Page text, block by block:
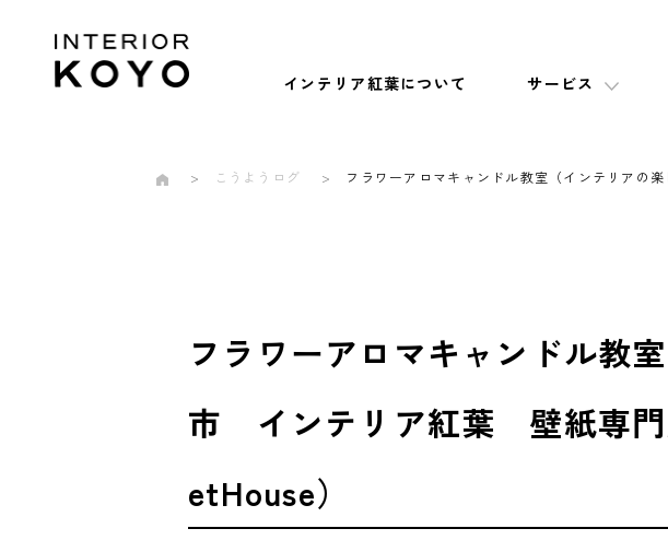
インテリア紅葉について サービス
こうようログ フラワーアロマキャンドル教室（インテリア
フラワーアロマキャンドル教
市 インテリア紅葉 壁紙専
etHouse）